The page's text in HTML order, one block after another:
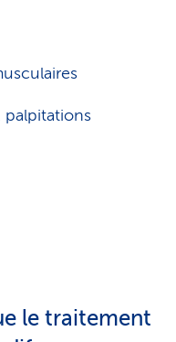
palpitations
le traitement